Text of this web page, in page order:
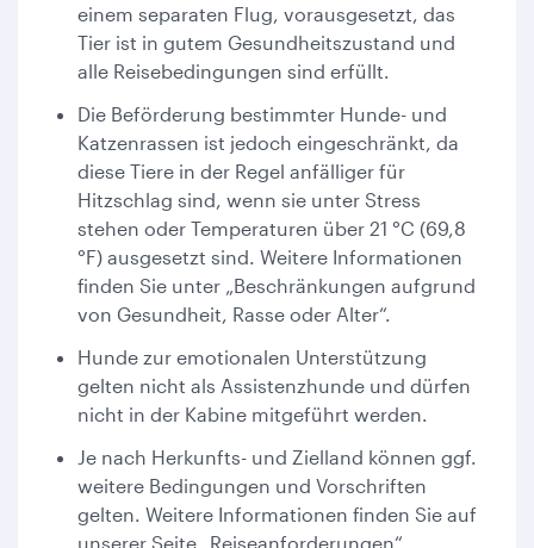
einem separaten Flug, vorausgesetzt, das
Tier ist in gutem Gesundheitszustand und
alle Reisebedingungen sind erfüllt.
Die Beförderung bestimmter Hunde- und
Katzenrassen ist jedoch eingeschränkt, da
diese Tiere in der Regel anfälliger für
Hitzschlag sind, wenn sie unter Stress
stehen oder Temperaturen über 21 °C (69,8
°F) ausgesetzt sind. Weitere Informationen
finden Sie unter „Beschränkungen aufgrund
von Gesundheit, Rasse oder Alter“.
Hunde zur emotionalen Unterstützung
gelten nicht als Assistenzhunde und dürfen
nicht in der Kabine mitgeführt werden.
Je nach Herkunfts- und Zielland können ggf.
weitere Bedingungen und Vorschriften
gelten. Weitere Informationen finden Sie auf
unserer Seite „Reiseanforderungen“.